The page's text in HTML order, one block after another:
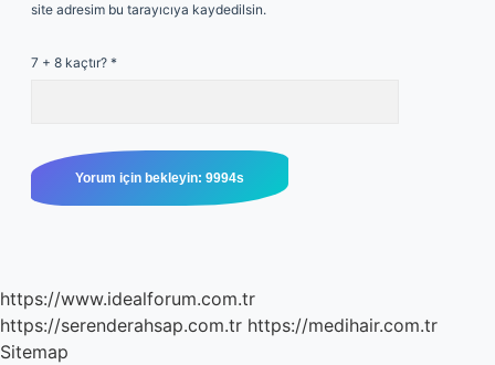
site adresim bu tarayıcıya kaydedilsin.
7 + 8 kaçtır? *
https://www.idealforum.com.tr
https://serenderahsap.com.tr https://medihair.com.tr
Sitemap